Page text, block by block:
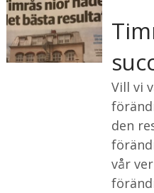
Vill vi
den
vår